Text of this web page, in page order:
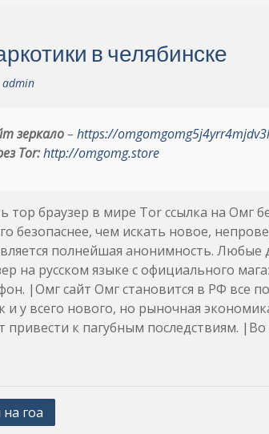
в челябинске
admin
зеркало– https://
Tor: http://omgomg.store
тор браузер в мире Tor ссылка на
безопаснее, чем искать новое,
полнейшая анонимность. Любые
на русском языке с официального
|Омг сайт Омг становится в РФ все
и у всего нового, но рыночная
к пагубным последствиям.
гоа